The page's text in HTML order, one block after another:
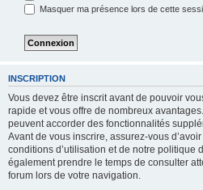
Masquer ma présence lors de cette
INSCRIPTION
Vous devez être inscrit avant de pouvoir
rapide et vous offre de nombreux
peuvent accorder des fonctionnalités
Avant de vous inscrire, assurez-vous
conditions d’utilisation et de notre politique
également prendre le temps de consulter
forum lors de votre navigation.